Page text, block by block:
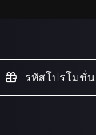
รหัสโปรโมชั่น